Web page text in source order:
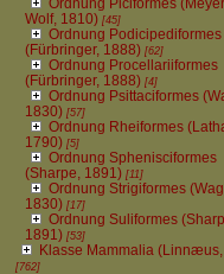
Wolf, 1810)[45]
Ordnung Podicipediformes
(Fürbringer, 1888)[62]
Ordnung Procellariiformes
(Fürbringer, 1888)[4]
Ordnung Psittaciformes
1830)[57]
Ordnung Rheiformes
1790) [5]
Ordnung Sphenisciformes
(Sharpe, 1891)[11]
Ordnung Strigiformes
1830)[17]
Ordnung Suliformes
1891)[53]
Klasse Mammalia
[762]